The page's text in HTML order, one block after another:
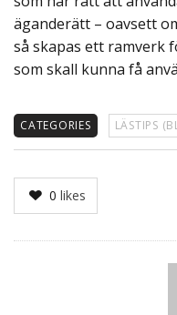
äganderätt – oavsett
så skapas ett ramverk
som skall kunna få
CATEGORIES LÄSTIPS
0 likes